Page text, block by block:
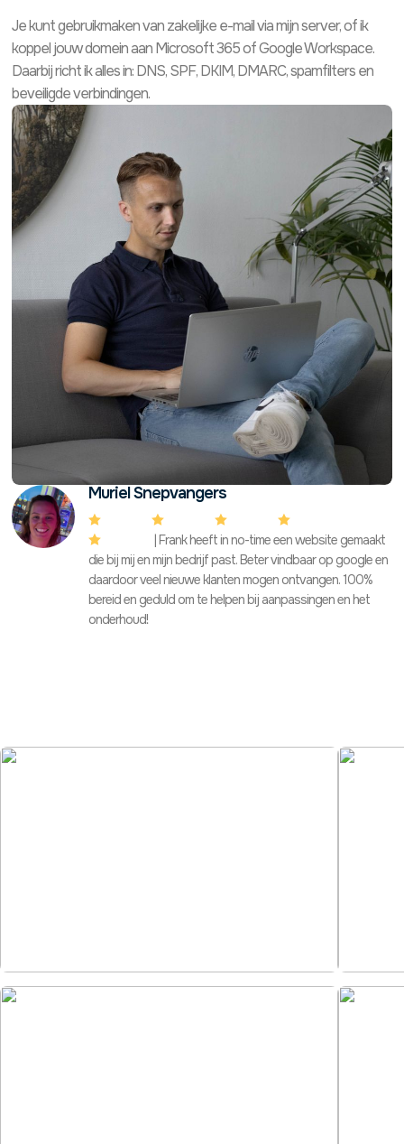
Je kunt gebruikmaken van zakelijke e-mail via mijn server, of ik
koppel jouw domein aan Microsoft 365 of Google Workspace.
Daarbij richt ik alles in: DNS, SPF, DKIM, DMARC, spamfilters en
beveiligde verbindingen.
Muriel Snepvangers
  


| Frank heeft in no-time een website gemaakt
die bij mij en mijn bedrijf past. Beter vindbaar op google en
daardoor veel nieuwe klanten mogen ontvangen. 100%
bereid en geduld om te helpen bij aanpassingen en het
onderhoud!